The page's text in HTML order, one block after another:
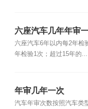
六座汽车几年年审
六座汽车6年以内每2年检
年检验1次；超过15年的...
年审几年一次
汽车年审次数按照汽车类